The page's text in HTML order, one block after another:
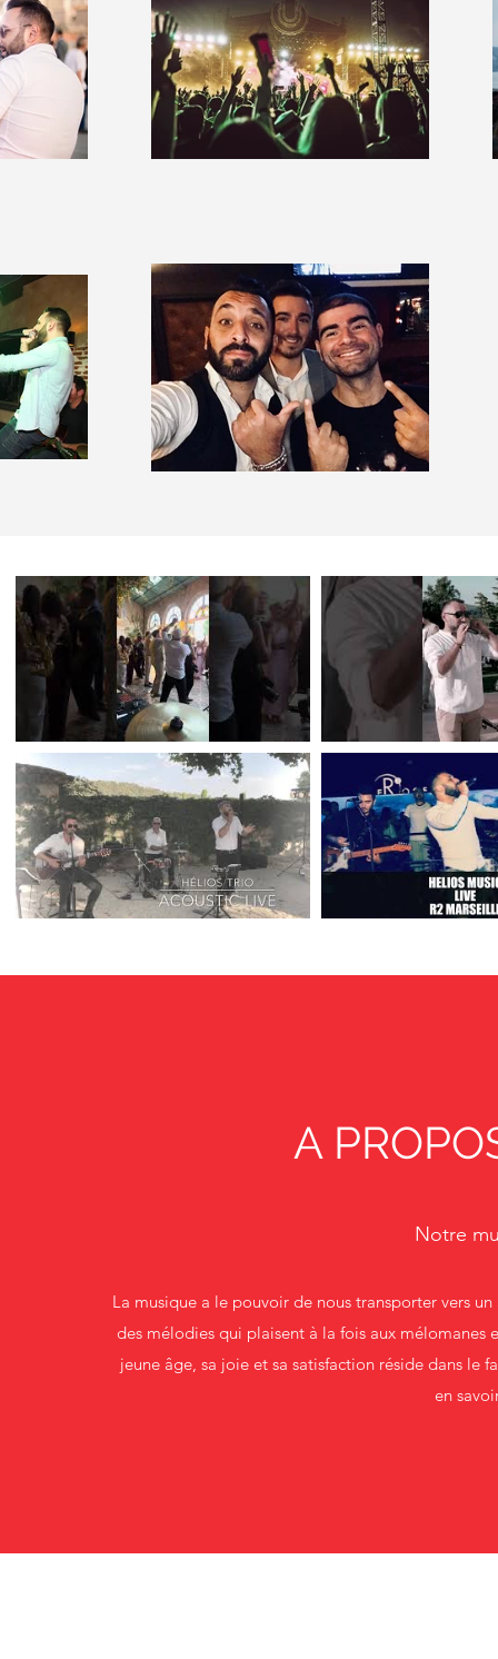
A
Notre
La musique a le pouvoir de nous transporter vers
des mélodies qui plaisent à la fois aux mélomanes
jeune âge, sa joie et sa satisfaction réside dans le
en